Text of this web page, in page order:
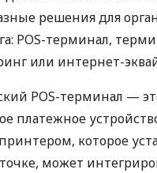
решения для
POS-терминал,
или интернет-
POS-терминал —
платежное
которое
может